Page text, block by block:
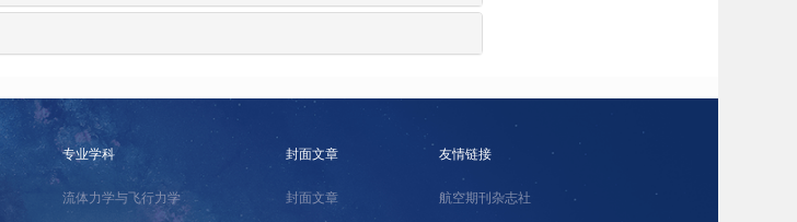
专业学科
流体力学与飞行力学
封面文章
封面文章
友情链接
航空期刊杂志社